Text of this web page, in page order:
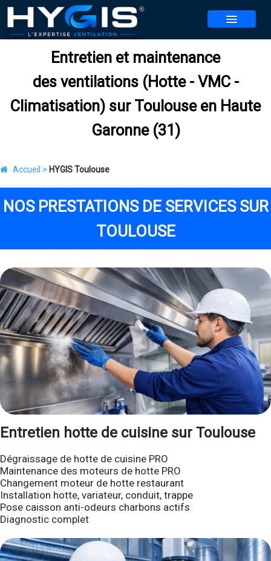
NOS SERVICES
NOS AGENCES▼
CONTACT
REJOIGNEZ-NOUS▼
Entretien et maintenance
des ventilations (Hotte - VMC -
Climatisation) sur Toulouse en Haute
Garonne (31)
Accueil > HYGIS Toulouse
NOS PRESTATIONS DE SERVICES SUR
TOULOUSE
Entretien hotte de cuisine sur Toulouse
Dégraissage de hotte de cuisine PRO
Maintenance des moteurs de hotte PRO
Changement moteur de hotte restaurant
Installation hotte, variateur, conduit, trappe
Pose caisson anti-odeurs charbons actifs
Diagnostic complet